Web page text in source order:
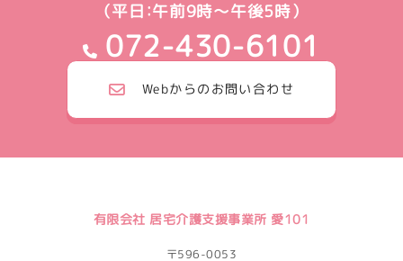
（平日：午前9時～午後5時）
072-430-6101
Webからのお問い合わせ
有限会社 居宅介護支援事業所 愛101
〒596-0053